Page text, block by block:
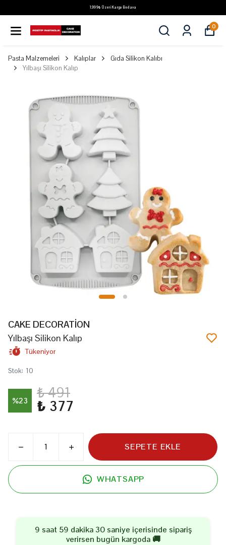
1.999₺ Üzeri Kargo Bedava
0
Pasta Malzemeleri Kalıplar
Gıda Silikon Kalıbı
Yılbaşı Silikon Kalıp
CAKE DECORATİON
Yılbaşı Silikon Kalıp
Tükeniyor
Stok: 10
%23 ₺ 491
₺ 377
SEPETE EKLE
WHATSAPP
9 saat 59 dakika 30 saniye içerisinde sipariş
verirsen bugün kargoda 🚚